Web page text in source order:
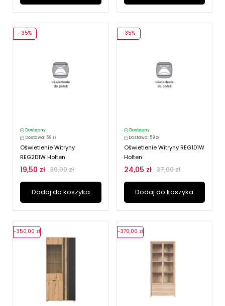
Dostępny
Dostawa: 59 zł
Oświetlenie Witryny
REG2D1W Holten
19,50 zł 30,00 zł
Dodaj do koszyka
-35%
Dostępny
Dostawa: 59 zł
Oświetlenie Witryny REG1D1W
Holten
24,05 zł 37,00 zł
Dodaj do koszyka
-35%
-350,00 zł -370,00 zł